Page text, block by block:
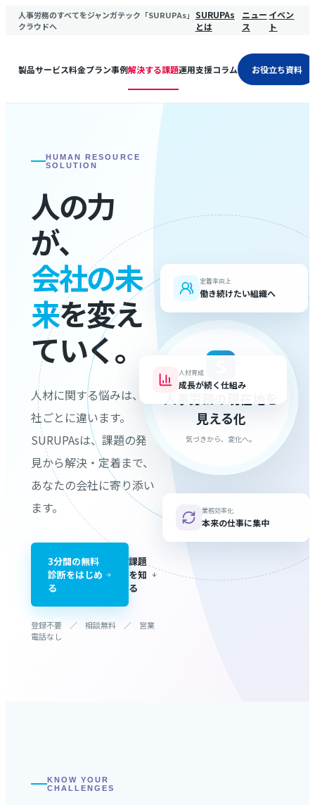
人事労務のすべてをジャンガテック「SURUPAs」
クラウドへ
SURUPAs
とは
ニュー
ス
イベン
ト
製品サービス料金プラン事例解決する課題運用支援コラム お役立ち資料
HUMAN RESOURCE
SOLUTION
人の力
が、
会社の未
来を変え
ていく。
人材に関する悩みは、会
社ごとに違います。
SURUPAsは、課題の発
見から解決・定着まで、
あなたの会社に寄り添い
ます。
3分間の無料
診断をはじめ
る
課題
を知
る
登録不要 ／ 相談無料 ／ 営業
電話なし
見える化
気づきから、変化へ。
定着率向上
働き続けたい組織へ
人材育成
成長が続く仕組み
業務効率化
本来の仕事に集中
KNOW YOUR
CHALLENGES